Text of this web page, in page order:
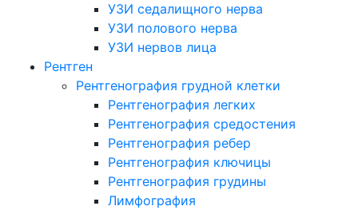
УЗИ седалищного нерва
УЗИ полового нерва
УЗИ нервов лица
Рентген
Рентгенография грудной клетки
Рентгенография легких
Рентгенография средостения
Рентгенография ребер
Рентгенография ключицы
Рентгенография грудины
Лимфография